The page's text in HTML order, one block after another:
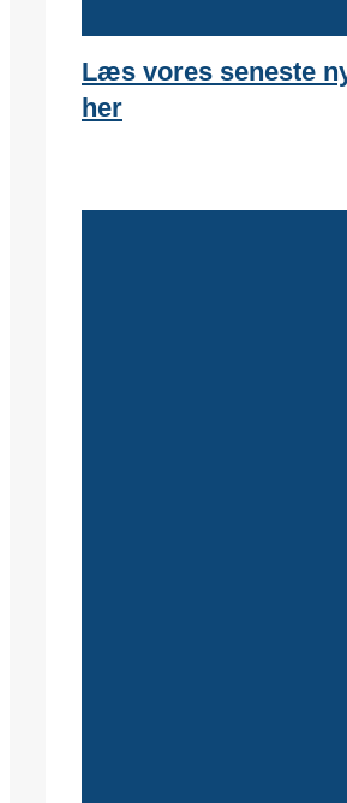
Læs vores seneste
her